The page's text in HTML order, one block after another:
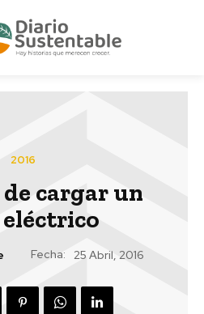
2016
cargar un
Fecha: 25 Abril, 2016